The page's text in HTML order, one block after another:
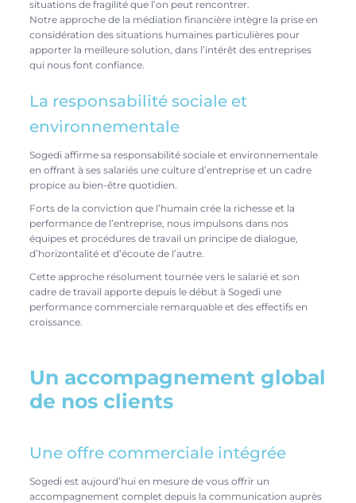
situations de fragilité que l’on peut rencontrer.
Notre approche de la médiation financière intègre la prise en
considération des situations humaines particulières pour
apporter la meilleure solution, dans l’intérêt des entreprises
qui nous font confiance.
La responsabilité sociale et
environnementale
Sogedi affirme sa responsabilité sociale et environnementale
en offrant à ses salariés une culture d’entreprise et un cadre
propice au bien-être quotidien.
Forts de la conviction que l’humain crée la richesse et la
performance de l’entreprise, nous impulsons dans nos
équipes et procédures de travail un principe de dialogue,
d’horizontalité et d’écoute de l’autre.
Cette approche résolument tournée vers le salarié et son
cadre de travail apporte depuis le début à Sogedi une
performance commerciale remarquable et des effectifs en
croissance.
Un accompagnement global
de nos clients
Une offre commerciale intégrée
Sogedi est aujourd’hui en mesure de vous offrir un
accompagnement complet depuis la communication auprès